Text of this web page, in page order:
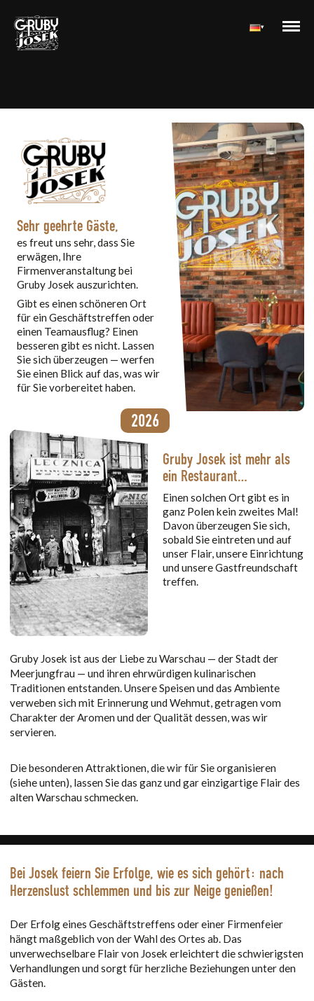
▾
Firmenangebot — Restauracja Gruby
Sehr geehrte Gäste,
es freut uns sehr, dass Sie
erwägen, Ihre
Firmenveranstaltung bei
Gruby Josek auszurichten.
Gibt es einen schöneren Ort
für ein Geschäftstreffen oder
einen Teamausflug? Einen
besseren gibt es nicht. Lassen
Sie sich überzeugen — werfen
Sie einen Blick auf das, was wir
für Sie vorbereitet haben.
2026
Gruby Josek ist mehr als
ein Restaurant…
Einen solchen Ort gibt es in
ganz Polen kein zweites Mal!
Davon überzeugen Sie sich,
sobald Sie eintreten und auf
unser Flair, unsere Einrichtung
und unsere Gastfreundschaft
treffen.
Gruby Josek ist aus der Liebe zu Warschau — der Stadt der
Meerjungfrau — und ihren ehrwürdigen kulinarischen
Traditionen entstanden. Unsere Speisen und das Ambiente
verweben sich mit Erinnerung und Wehmut, getragen vom
Charakter der Aromen und der Qualität dessen, was wir
servieren.
Die besonderen Attraktionen, die wir für Sie organisieren
(siehe unten), lassen Sie das ganz und gar einzigartige Flair des
alten Warschau schmecken.
Bei Josek feiern Sie Erfolge, wie es sich gehört: nach
Herzenslust schlemmen und bis zur Neige genießen!
Der Erfolg eines Geschäftstreffens oder einer Firmenfeier
hängt maßgeblich von der Wahl des Ortes ab. Das
unverwechselbare Flair von Josek erleichtert die schwierigsten
Verhandlungen und sorgt für herzliche Beziehungen unter den
Gästen.